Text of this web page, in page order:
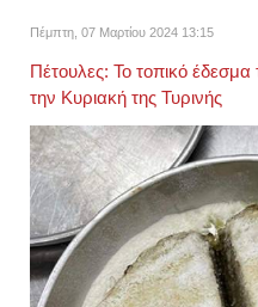
Πέμπτη, 07 Μαρτίου 2024 13:15
Πέτουλες: Το τοπικό
την Κυριακή της Τυρινής